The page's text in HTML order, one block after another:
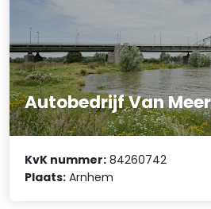
Autobedrijf Van
KvK nummer: 84260742
Plaats: Arnhem